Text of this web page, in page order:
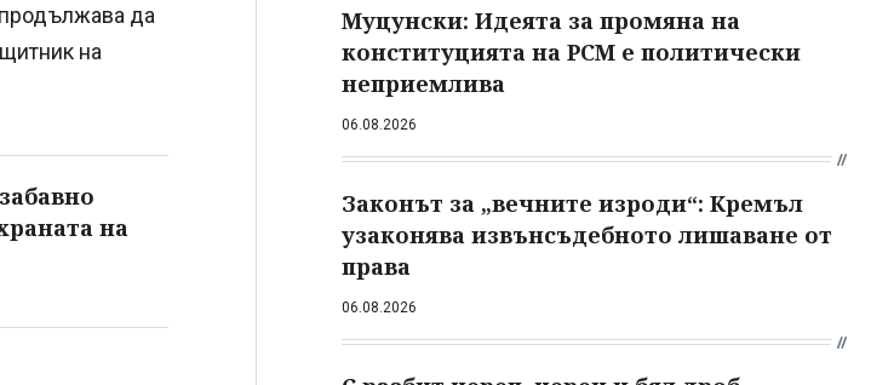
да
на
на
Муцунски: Идеята за промяна на
конституцията на РСМ е политически
неприемлива
06.08.2026
Законът за „вечните изроди“: Кремъл
узаконява извънсъдебното лишаване от
права
06.08.2026